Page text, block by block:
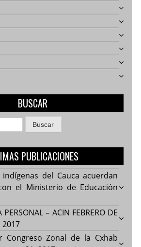
BUSCAR
PUBLICACIONES
indígenas del Cauca acuerdan
el Ministerio de Educación
PERSONAL – ACIN FEBRERO DE
Congreso Zonal de la Cxhab